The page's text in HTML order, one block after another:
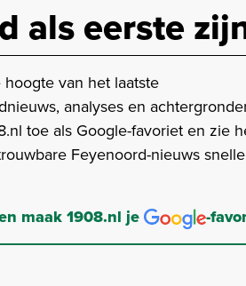
als eerste
hoogte van het laatste
analyses en
toe als Google-favoriet en zie
Feyenoord-nieuws
maak 1908.nl je -